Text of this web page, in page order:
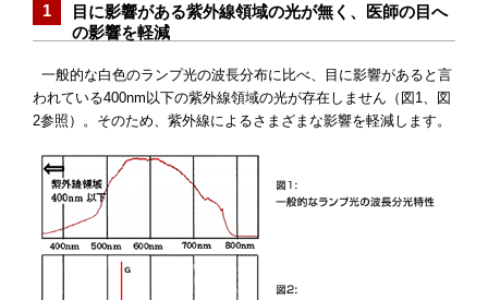
目に影響がある紫外線領域の光が無く、医師の目へ
の影響を軽減
一般的な白色のランプ光の波長分布に比べ、目に影響があると言
われている400nm以下の紫外線領域の光が存在しません（図1、図
2参照）。そのため、紫外線によるさまざまな影響を軽減します。